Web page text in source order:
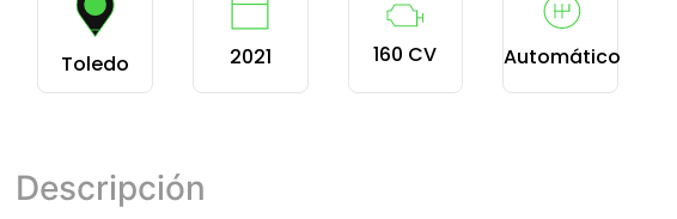
Toledo 2021 160 CV Automático
Descripción